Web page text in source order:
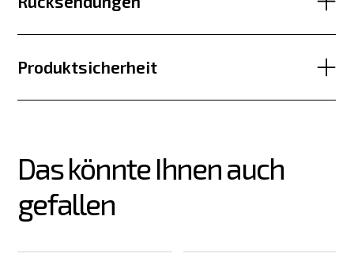
Produktsicherheit
Das könnte Ihnen auch
gefallen